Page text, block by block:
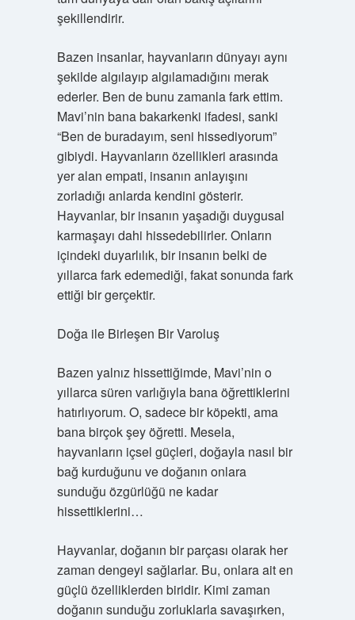
şekillendirir.
Bazen insanlar, hayvanların dünyayı aynı
şekilde algılayıp algılamadığını merak
ederler. Ben de bunu zamanla fark ettim.
Mavi’nin bana bakarkenki ifadesi, sanki
“Ben de buradayım, seni hissediyorum”
gibiydi. Hayvanların özellikleri arasında
yer alan empati, insanın anlayışını
zorladığı anlarda kendini gösterir.
Hayvanlar, bir insanın yaşadığı duygusal
karmaşayı dahi hissedebilirler. Onların
içindeki duyarlılık, bir insanın belki de
yıllarca fark edemediği, fakat sonunda fark
ettiği bir gerçektir.
Doğa ile Birleşen Bir Varoluş
Bazen yalnız hissettiğimde, Mavi’nin o
yıllarca süren varlığıyla bana öğrettiklerini
hatırlıyorum. O, sadece bir köpekti, ama
bana birçok şey öğretti. Mesela,
hayvanların içsel güçleri, doğayla nasıl bir
bağ kurduğunu ve doğanın onlara
sunduğu özgürlüğü ne kadar
hissettiklerini…
Hayvanlar, doğanın bir parçası olarak her
zaman dengeyi sağlarlar. Bu, onlara ait en
güçlü özelliklerden biridir. Kimi zaman
doğanın sunduğu zorluklarla savaşırken,